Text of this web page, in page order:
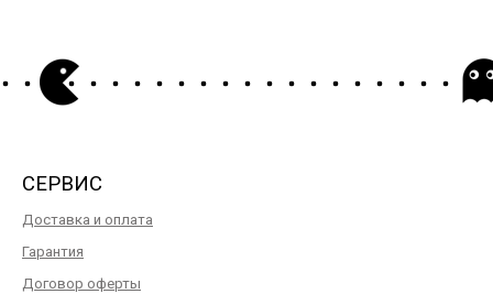
СЕРВИС
Доставка и оплата
Гарантия
Договор оферты